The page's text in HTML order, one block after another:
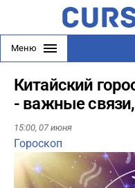
Меню
Китайский
- важные
15:00, 07 июня
Гороскоп